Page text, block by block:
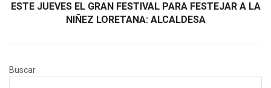
ESTE JUEVES EL GRAN FESTIVAL PARA FESTEJAR A LA
NIÑEZ LORETANA: ALCALDESA
Buscar